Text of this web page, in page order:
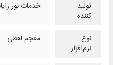
تولید
کننده
خدمات نور
نوع
نرم‌افزار
معجم لفظی